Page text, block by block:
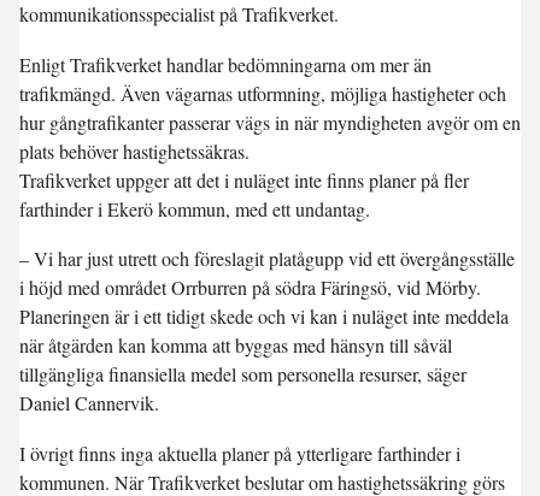
kommunikationsspecialist på Trafikverket.
Enligt Trafikverket handlar bedömningarna om mer än
trafikmängd. Även vägarnas utformning, möjliga hastigheter och
hur gångtrafikanter passerar vägs in när myndigheten avgör om en
plats behöver hastighetssäkras.
Trafikverket uppger att det i nuläget inte finns planer på fler
farthinder i Ekerö kommun, med ett undantag.
– Vi har just utrett och föreslagit platågupp vid ett övergångsställe
i höjd med området Orrburren på södra Färingsö, vid Mörby.
Planeringen är i ett tidigt skede och vi kan i nuläget inte meddela
när åtgärden kan komma att byggas med hänsyn till såväl
tillgängliga finansiella medel som personella resurser, säger
Daniel Cannervik.
I övrigt finns inga aktuella planer på ytterligare farthinder i
kommunen. När Trafikverket beslutar om hastighetssäkring görs